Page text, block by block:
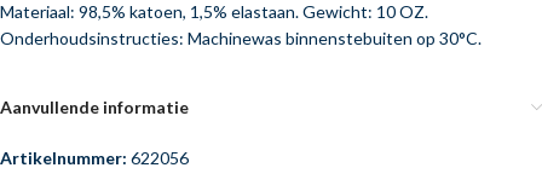
Materiaal: 98,5% katoen, 1,5% elastaan. Gewicht: 10 OZ.
Onderhoudsinstructies: Machinewas binnenstebuiten op 30°C.
Aanvullende informatie
Artikelnummer: 622056